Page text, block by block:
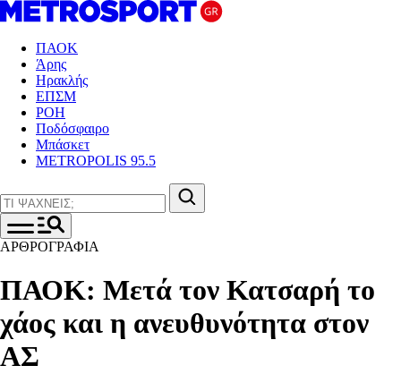
ΠΑΟΚ
Άρης
Ηρακλής
ΕΠΣΜ
ΡΟΗ
Ποδόσφαιρο
Μπάσκετ
METROPOLIS 95.5
ΑΡΘΡΟΓΡΑΦΙΑ
ΠΑΟΚ: Μετά τον Κατσαρή το
χάος και η ανευθυνότητα στον
ΑΣ